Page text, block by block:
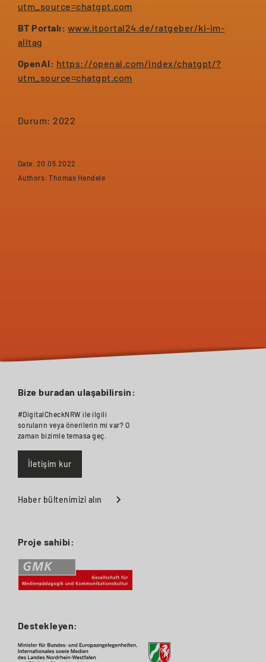
utm_source=chatgpt.com
BT Portalı: www.itportal24.de/ratgeber/ki-im-
alltag
OpenAI: https://openai.com/index/chatgpt/?
utm_source=chatgpt.com
Durum: 2022
Date: 20.05.2022
Authors: Thomas Hendele
Proje sahibi:
Bize buradan ulaşabilirsin:
#DigitalCheckNRW ile ilgili
soruların veya önerilerin mi var? O
zaman bizimle temasa geç.
İletişim kur
Haber bültenimizi alın
Destekleyen: